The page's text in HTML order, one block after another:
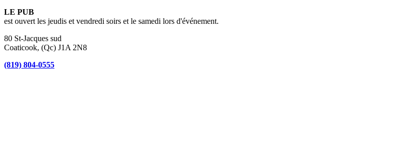
LE PUB
est ouvert les jeudis et vendredi soirs et le samedi lors d'événement.
80 St-Jacques sud
Coaticook, (Qc) J1A 2N8
(819) 804-0555